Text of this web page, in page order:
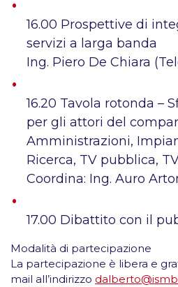
16.00 Prospettive di
servizi a larga banda
Ing. Piero De Chiara
16.20 Tavola rotonda –
per gli attori del
Amministrazioni,
Ricerca, TV pubblica,
Coordina: Ing. Auro
17.00 Dibattito con il
Modalità di partecipazione
La partecipazione è libera e
mail all’indirizzo